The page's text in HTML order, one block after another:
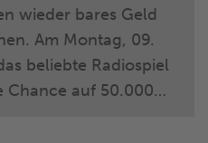
wieder bares Geld
Am Montag, 09.
beliebte Radiospiel
Chance auf 50.000